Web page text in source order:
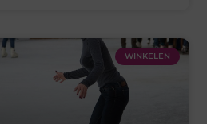
WINKELEN